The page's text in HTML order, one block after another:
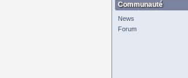
Communauté
News
Forum